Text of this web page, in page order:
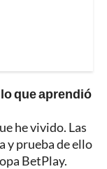
que aprendió
he vivido. Las
y prueba de ello
BetPlay.